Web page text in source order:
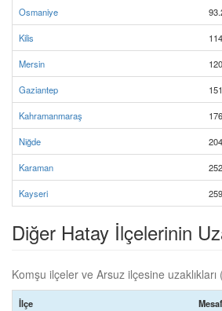
Osmaniye
Kilis
Mersin
Gaziantep
Kahramanmaraş
Niğde
Karaman
Kayseri
Diğer Hatay İlçelerinin
Komşu ilçeler ve Arsuz ilçesine uzaklıkları
İlçe